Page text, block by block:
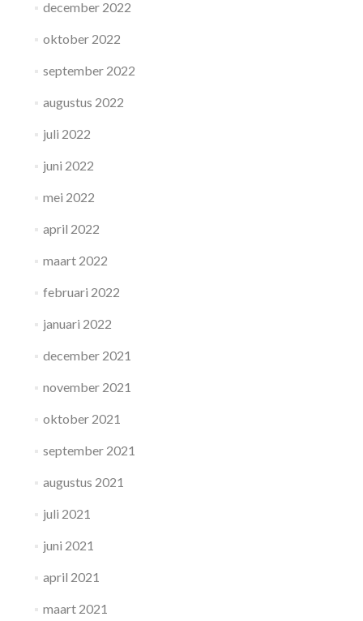
december 2022
oktober 2022
september 2022
augustus 2022
juli 2022
juni 2022
mei 2022
april 2022
maart 2022
februari 2022
januari 2022
december 2021
november 2021
oktober 2021
september 2021
augustus 2021
juli 2021
juni 2021
april 2021
maart 2021